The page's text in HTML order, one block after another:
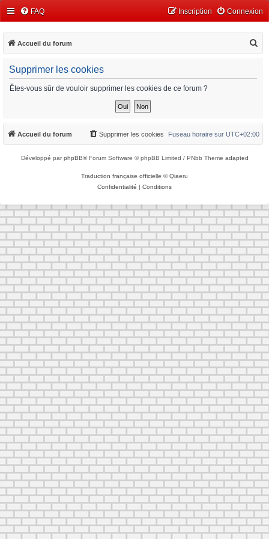
FAQ Connexion
Inscription
Accueil du forum
h
Supprimer les cookies
Êtes-vous sûr de vouloir supprimer les cookies de ce forum ?
Accueil du forum Fuseau horaire sur UTC+02:00
Supprimer les cookies
Développé parphpBB® Forum Software © phpBB Limited / PNbb Theme adapted
Traduction française officielle ©Qiaeru
Confidentialité | Conditions